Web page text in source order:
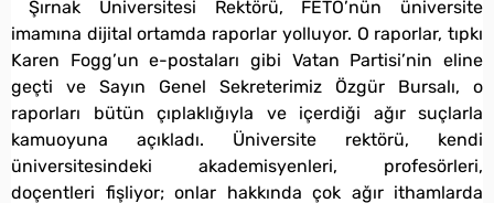
Şırnak Üniversitesi Rektörü, FETÖ’nün üniversite
imamına dijital ortamda raporlar yolluyor. O raporlar, tıpkı
Karen Fogg’un e-postaları gibi Vatan Partisi’nin eline
geçti ve Sayın Genel Sekreterimiz Özgür Bursalı, o
raporları bütün çıplaklığıyla ve içerdiği ağır suçlarla
kamuoyuna açıkladı. Üniversite rektörü, kendi
üniversitesindeki akademisyenleri, profesörleri,
doçentleri fişliyor; onlar hakkında çok ağır ithamlarda